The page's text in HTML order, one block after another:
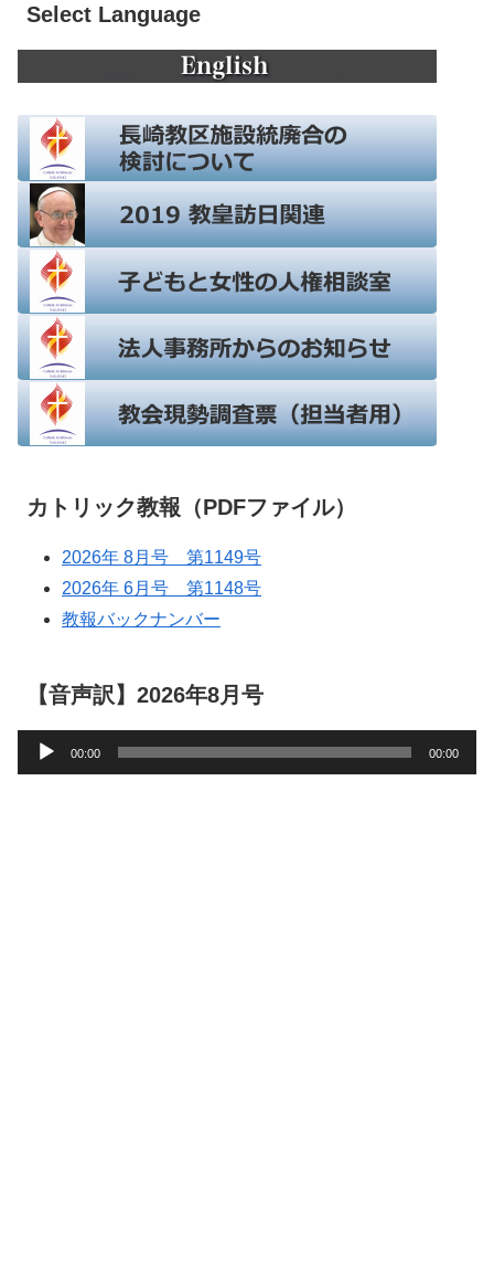
Select Language
カトリック教報（PDFファイル）
2026年 8月号 第1149号
2026年 6月号 第1148号
教報バックナンバー
【音声訳】2026年8月号
声
00:00 00:00